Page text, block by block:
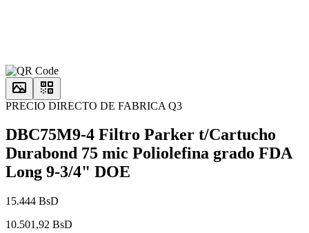
PRECIO DIRECTO DE FABRICA Q3
DBC75M9-4 Filtro Parker t/Cartucho
Durabond 75 mic Poliolefina grado FDA
Long 9-3/4" DOE
15.444 BsD
10.501,92 BsD